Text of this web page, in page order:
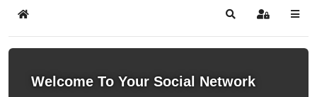
Home SearchSign In
Welcome To Your Social Network